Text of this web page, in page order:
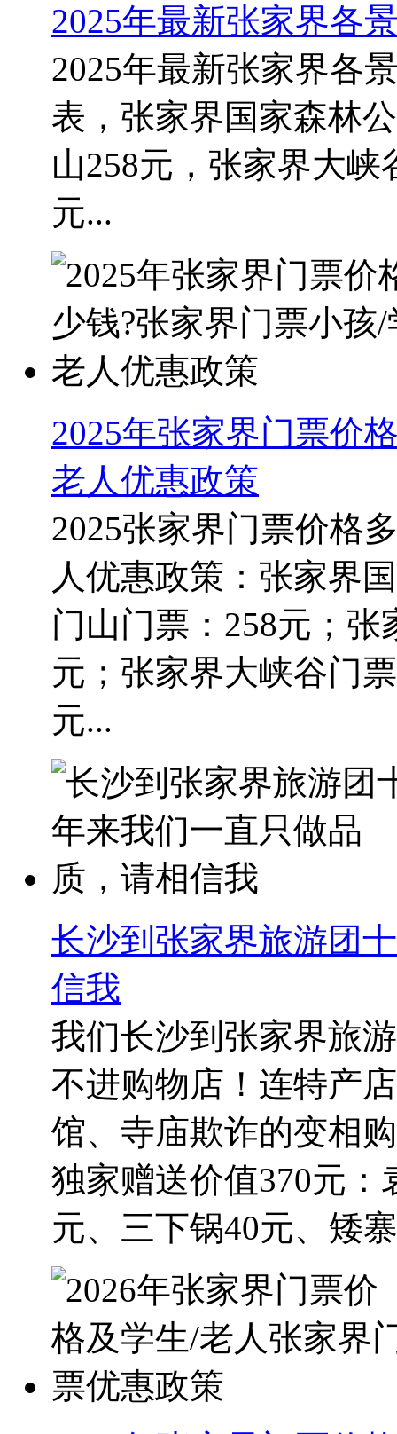
2025年最新张家界各
2025年最新张家界各
表，张家界国家森林
山258元，张家界大峡
元...
2025年张家界门票价
老人优惠政策
2025张家界门票价格
人优惠政策：张家界
门山门票：258元；
元；张家界大峡谷门
元...
长沙到张家界旅游团
信我
我们长沙到张家界旅
不进购物店！连特产
馆、寺庙欺诈的变相
独家赠送价值370元：
元、三下锅40元、矮